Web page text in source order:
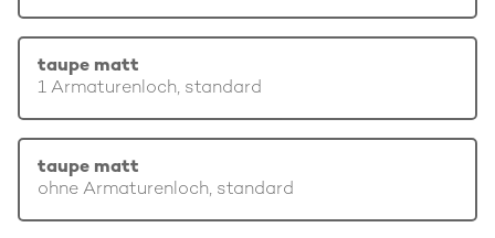
taupe matt
1 Armaturenloch, standard
taupe matt
ohne Armaturenloch, standard